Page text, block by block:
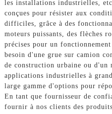
les installations industrielles,
conçues pour résister aux
difficiles, grâce à des
moteurs puissants, des flèches
précises pour un
besoin d'une grue sur camion
de construction urbaine ou d'un
applications industrielles à
large gamme d'options pour
En tant que fournisseur de
fournir à nos clients des